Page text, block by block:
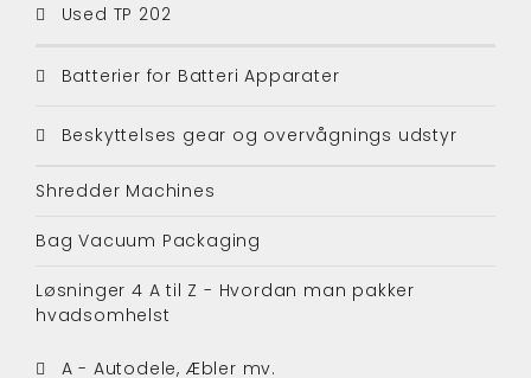
Used TP 202
Batterier for Batteri Apparater
Beskyttelses gear og overvågnings udstyr
Shredder Machines
Bag Vacuum Packaging
Løsninger 4 A til Z - Hvordan man pakker
hvadsomhelst
A - Autodele, Æbler mv.